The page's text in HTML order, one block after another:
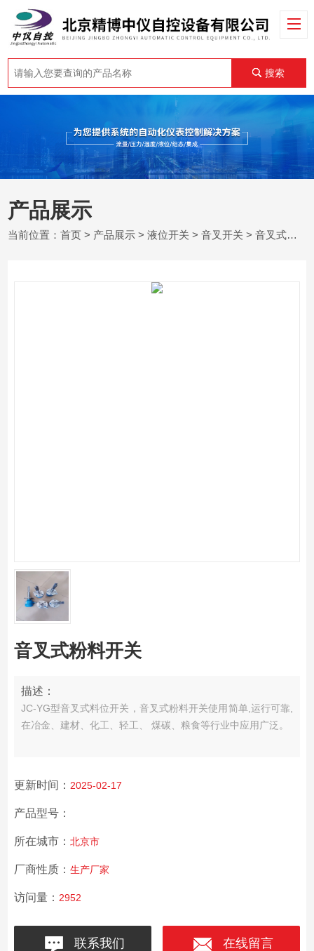
搜索
产品展示
当前位置：首页 > 产品展示 >液位开关 >音叉开关 > 音叉式粉料开关
音叉式粉料开关
描述：
JC-YG型音叉式料位开关，音叉式粉料开关使用简单,运行可靠,
在冶金、建材、化工、轻工、 煤碳、粮食等行业中应用广泛。
更新时间： 2025-02-17
产品型号：
所在城市： 北京市
厂商性质： 生产厂家
访问量： 2952
联系我们 在线留言